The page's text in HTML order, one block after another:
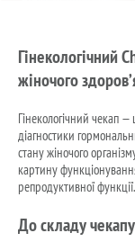
Гінекологічний
жіночого
Гінекологічний чекап
діагностики
стану жіночого
картину
репродуктивної функції.
До складу